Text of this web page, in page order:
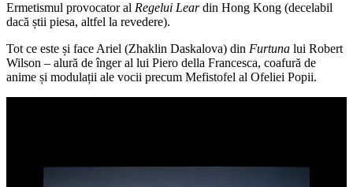
Ermetismul provocator al Regelui Leardin Hong Kong (decelabil
dacă știi piesa, altfel la revedere).
Tot ce este și face Ariel (Zhaklin Daskalova) din Furtuna lui Robert
Wilson – alură de înger al lui Piero della Francesca, coafură de
anime și modulații ale vocii precum Mefistofel al Ofeliei Popii.